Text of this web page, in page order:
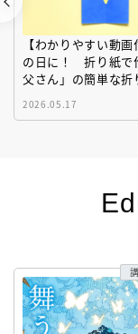
【わかりやすい動
の日に！ 折り紙で
父さん」の簡単な折
2026.05.17